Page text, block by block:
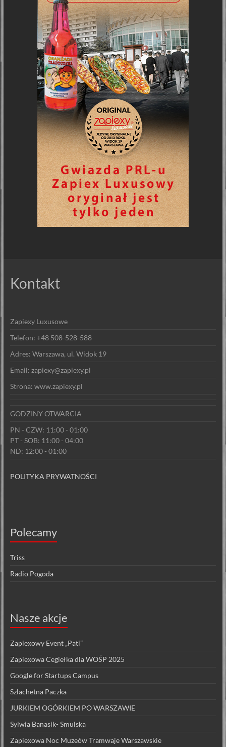
Kontakt
Zapiexy Luxusowe
Telefon: +48 508-528-588
Adres: Warszawa, ul. Widok 19
Email: zapiexy@zapiexy.pl
Strona: www.zapiexy.pl
GODZINY OTWARCIA
PN - CZW: 11:00 - 01:00
PT - SOB: 11:00 - 04:00
ND: 12:00 - 01:00
POLITYKA PRYWATNOŚCI
Polecamy
Triss
Radio Pogoda
Nasze akcje
Zapiexowy Event „Pati”
Zapiexowa Cegiełka dla WOŚP 2025
Google for Startups Campus
Szlachetna Paczka
JURKIEM OGÓRKIEM PO WARSZAWIE
Sylwia Banasik- Smulska
Zapiexowa Noc Muzeów Tramwaje Warszawskie